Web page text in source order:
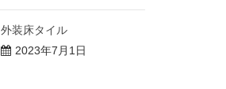
外装床タイル
2023年7月1日